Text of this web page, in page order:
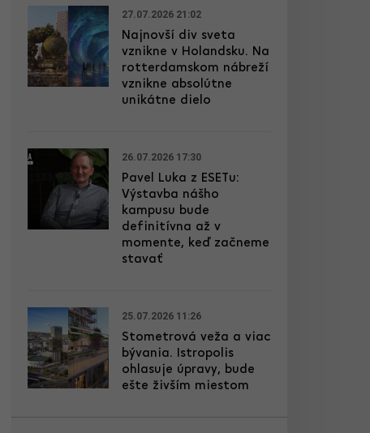
27.07.2026 21:02
Najnovší div sveta
vznikne v Holandsku. Na
rotterdamskom nábreží
vznikne absolútne
unikátne dielo
26.07.2026 17:30
Pavel Luka z ESETu:
Výstavba nášho
kampusu bude
definitívna až v
momente, keď začneme
stavať
25.07.2026 11:26
Stometrová veža a viac
bývania. Istropolis
ohlasuje úpravy, bude
ešte živším miestom